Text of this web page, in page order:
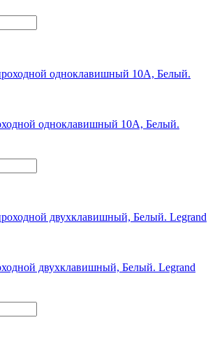
одноклавишный 10A, Белый.
двухклавишный, Белый. Legrand